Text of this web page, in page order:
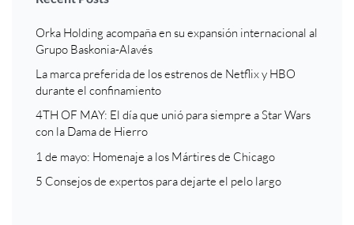
Orka Holding acompaña en su expansión internacional al
Grupo Baskonia-Alavés
La marca preferida de los estrenos de Netflix y HBO
durante el confinamiento
4TH OF MAY: El día que unió para siempre a Star Wars
con la Dama de Hierro
1 de mayo: Homenaje a los Mártires de Chicago
5 Consejos de expertos para dejarte el pelo largo